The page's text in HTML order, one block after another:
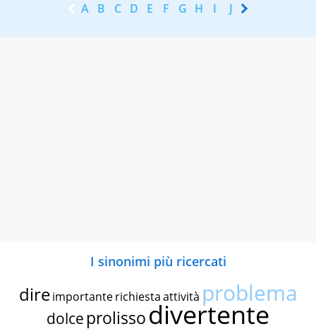
A B C D E F G H I J K
I sinonimi più ricercati
dire importante richiestaattività problema
dolce prolissodivertente